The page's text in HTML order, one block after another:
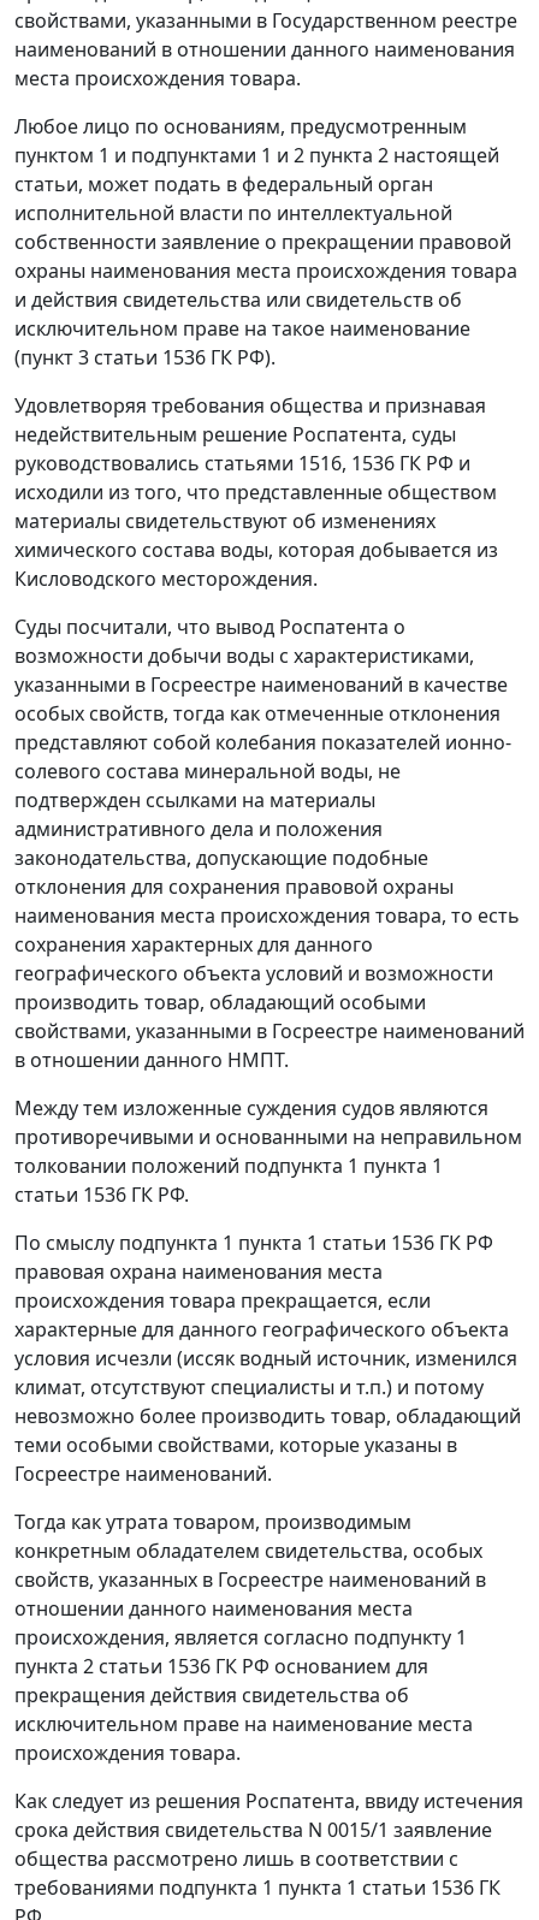
свойствами, указанными в Государственном реестре
наименований в отношении данного наименования
места происхождения товара.
Любое лицо по основаниям, предусмотренным
пунктом 1 и подпунктами 1 и 2 пункта 2 настоящей
статьи, может подать в федеральный орган
исполнительной власти по интеллектуальной
собственности заявление о прекращении правовой
охраны наименования места происхождения товара
и действия свидетельства или свидетельств об
исключительном праве на такое наименование
(пункт 3 статьи 1536 ГК РФ).
Удовлетворяя требования общества и признавая
недействительным решение Роспатента, суды
руководствовались статьями 1516, 1536 ГК РФ и
исходили из того, что представленные обществом
материалы свидетельствуют об изменениях
химического состава воды, которая добывается из
Кисловодского месторождения.
Суды посчитали, что вывод Роспатента о
возможности добычи воды с характеристиками,
указанными в Госреестре наименований в качестве
особых свойств, тогда как отмеченные отклонения
представляют собой колебания показателей ионно-
солевого состава минеральной воды, не
подтвержден ссылками на материалы
административного дела и положения
законодательства, допускающие подобные
отклонения для сохранения правовой охраны
наименования места происхождения товара, то есть
сохранения характерных для данного
географического объекта условий и возможности
производить товар, обладающий особыми
свойствами, указанными в Госреестре наименований
в отношении данного НМПТ.
Между тем изложенные суждения судов являются
противоречивыми и основанными на неправильном
толковании положений подпункта 1 пункта 1
статьи 1536 ГК РФ.
По смыслу подпункта 1 пункта 1 статьи 1536 ГК РФ
правовая охрана наименования места
происхождения товара прекращается, если
характерные для данного географического объекта
условия исчезли (иссяк водный источник, изменился
климат, отсутствуют специалисты и т.п.) и потому
невозможно более производить товар, обладающий
теми особыми свойствами, которые указаны в
Госреестре наименований.
Тогда как утрата товаром, производимым
конкретным обладателем свидетельства, особых
свойств, указанных в Госреестре наименований в
отношении данного наименования места
происхождения, является согласно подпункту 1
пункта 2 статьи 1536 ГК РФ основанием для
прекращения действия свидетельства об
исключительном праве на наименование места
происхождения товара.
Как следует из решения Роспатента, ввиду истечения
срока действия свидетельства N 0015/1 заявление
общества рассмотрено лишь в соответствии с
требованиями подпункта 1 пункта 1 статьи 1536 ГК